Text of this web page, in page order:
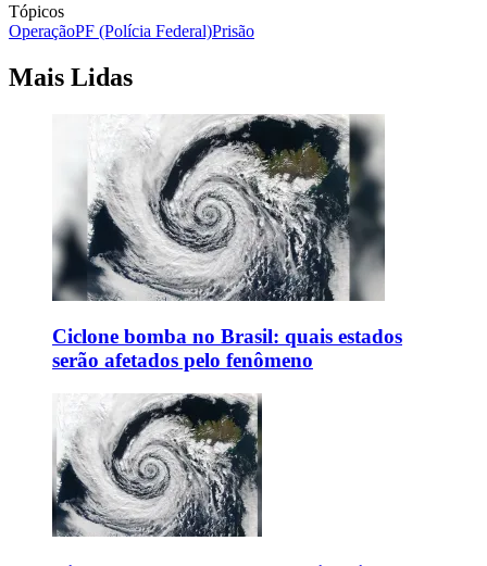
Tópicos
OperaçãoPF (Polícia Federal)Prisão
Mais Lidas
Ciclone bomba no Brasil: quais estados
serão afetados pelo fenômeno